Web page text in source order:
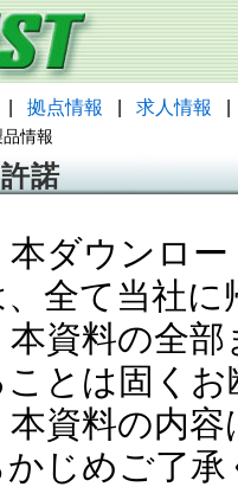
拠点情報 求人情報
情報
諾
本ダウンロ
、全て当社に
本資料の全
ことは固く
本資料の内
かじめご了